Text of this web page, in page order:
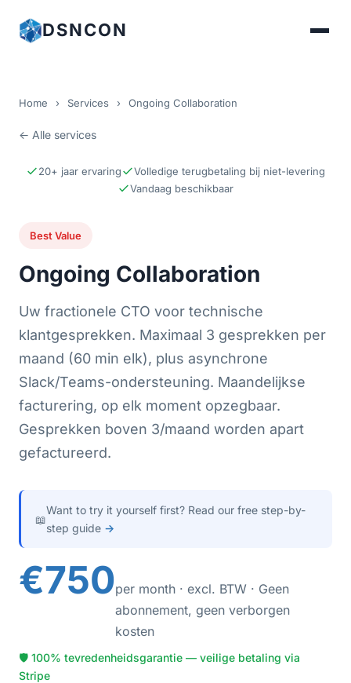
DSNCON
Home › Services › Ongoing Collaboration
← Alle services
20+ jaar ervaring
Volledige terugbetaling bij niet-levering
Vandaag beschikbaar
Best Value
Ongoing Collaboration
Uw fractionele CTO voor technische
klantgesprekken. Maximaal 3 gesprekken per
maand (60 min elk), plus asynchrone
Slack/Teams-ondersteuning. Maandelijkse
facturering, op elk moment opzegbaar.
Gesprekken boven 3/maand worden apart
gefactureerd.
📖
Want to try it yourself first? Read our free step-by-
step guide →
€750per month · excl. BTW · Geen
abonnement, geen verborgen
kosten
🛡 100% tevredenheidsgarantie — veilige betaling via
Stripe